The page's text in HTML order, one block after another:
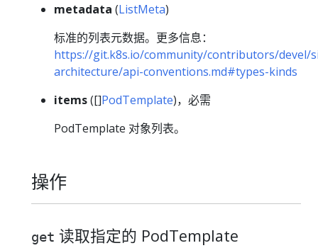
metadata (ListMeta)
标准的列表元数据。更多信息：
https://git.k8s.io/community/contributors/devel/
architecture/api-conventions.md#types-kinds
items([]PodTemplate)，必需
PodTemplate 对象列表。
操作
get 读取指定的 PodTemplate